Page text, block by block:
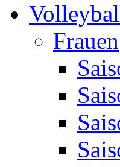
Frauen